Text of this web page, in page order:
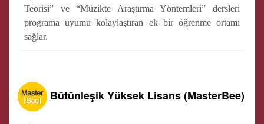
Teorisi” ve “Müzikte Araştırma Yöntemleri” dersleri
programa uyumu kolaylaştıran ek bir öğrenme ortamı
sağlar.
Bütünleşik Yüksek Lisans (MasterBee)